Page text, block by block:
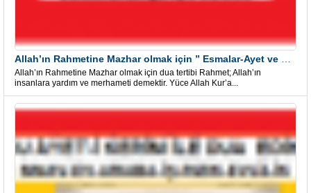
Allah’ın Rahmetine Mazhar olmak için dua tertibi Rahmet; Allah’ın
insanlara yardım ve merhameti demektir. Yüce Allah Kur’a...